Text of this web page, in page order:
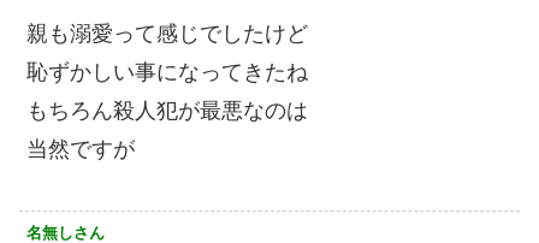
親も溺愛って感じでしたけど
恥ずかしい事になってきたね
もちろん殺人犯が最悪なのは
当然ですが
名無しさん